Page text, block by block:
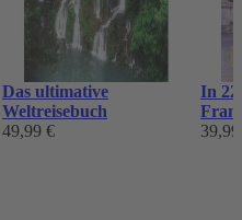
Das ultimative
Weltreisebuch
49,99 €
In